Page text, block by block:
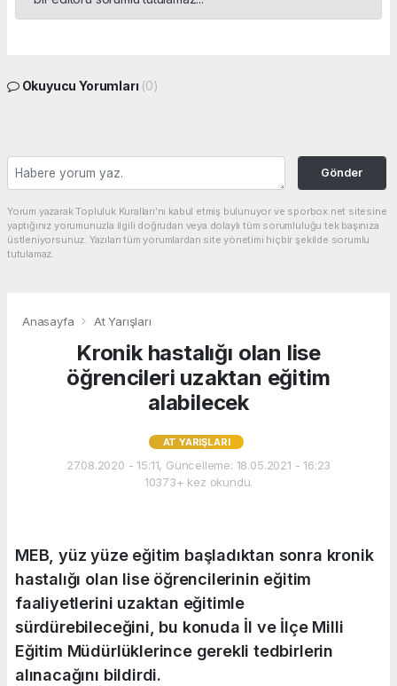
Okuyucu Yorumları (0)
Gönder
Yorum yazarak Topluluk Kuralları’nı kabul etmiş bulunuyor ve sporbox.net sitesine
yaptığınız yorumunuzla ilgili doğrudan veya dolaylı tüm sorumluluğu tek başınıza
üstleniyorsunuz. Yazılan tüm yorumlardan site yönetimi hiçbir şekilde sorumlu
tutulamaz.
Anasayfa At Yarışları
Kronik hastalığı olan lise
öğrencileri uzaktan eğitim
alabilecek
AT YARIŞLARI
27.08.2020 - 15:11, Güncelleme: 18.05.2021 - 16:23
10373+ kez okundu.
MEB, yüz yüze eğitim başladıktan sonra kronik
hastalığı olan lise öğrencilerinin eğitim
faaliyetlerini uzaktan eğitimle
sürdürebileceğini, bu konuda İl ve İlçe Milli
Eğitim Müdürlüklerince gerekli tedbirlerin
alınacağını bildirdi.